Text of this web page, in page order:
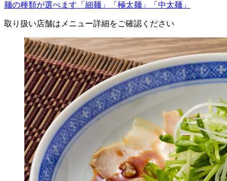
麺の種類が選べます「細麺」「極太麺」「中太麺」
取り扱い店舗はメニュー詳細をご確認ください